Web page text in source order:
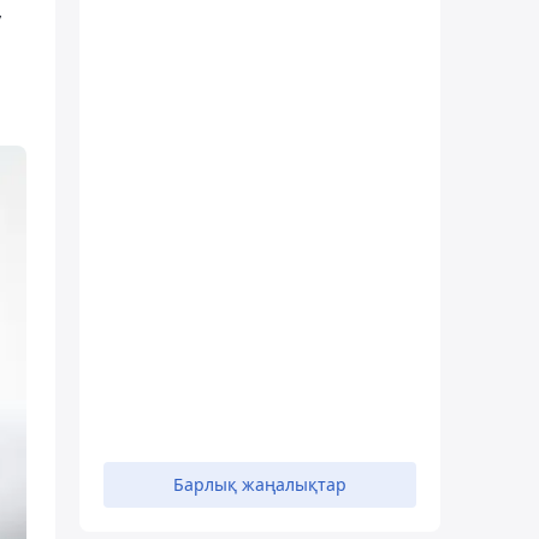
Барлық жаңалықтар